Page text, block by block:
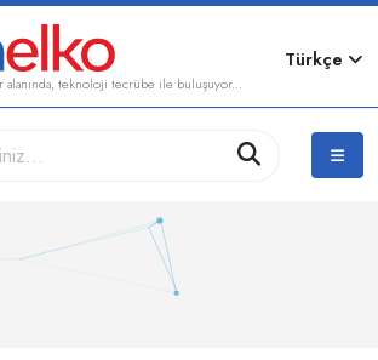
alanında, teknoloji tecrübe ile buluşuyor...
Türkçe